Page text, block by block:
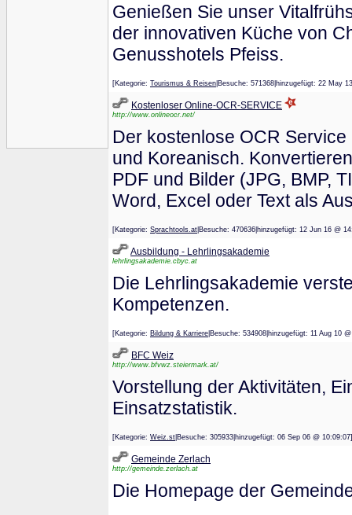
Genießen Sie unser
der innovativen Küche von
Genusshotels Pfeiss.
[Kategorie: Tourismus & Reisen |Besuche: 571368|hinzugefügt: 22
Kostenloser Online-OCR-SERVICE
http://www.onlineocr.net/
Der kostenlose OCR
und Koreanisch.
PDF und Bilder (JPG, BMP,
Word, Excel oder Text als
[Kategorie: Sprachtools.at |Besuche: 470636|hinzugefügt: 12 Jun
Ausbildung - Lehrlingsakademie
lehrlingsakademie.cbyc.at
Die Lehrlingsakademie
Kompetenzen.
[Kategorie: Bildung & Karriere |Besuche: 534908|hinzugefügt: 11
BFC Weiz
http://www.bfvwz.steiermark.at/
Vorstellung der Aktivitäten,
Einsatzstatistik.
[Kategorie: Weiz.st |Besuche: 305933|hinzugefügt: 06 Sep 06 @
Gemeinde Zerlach
http://gemeinde.zerlach.at
Die Homepage der